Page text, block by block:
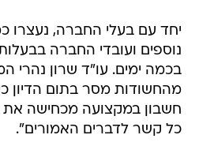
יחד עם בעלי החברה, נעצרו
נוספים ועובדי החברה
בכמה ימים. עו"ד שרון נהרי
מהחשודות מסר בתום הדיון
חשבון במקצועה מכחישה את
כל קשר לדברים האמורים".